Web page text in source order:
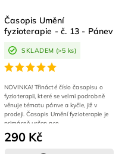
Časopis Umění
fyzioterapie - č. 13 - Pánev
SKLADEM (>5 ks)
290 Kč
NOVINKA! Třinácté číslo časopisu o
fyzioterapii, které se velmi podrobně
věnuje tématu pánve a kyčle, již v
prodeji. Časopis Umění fyzioterapie je
primárně určen pro...